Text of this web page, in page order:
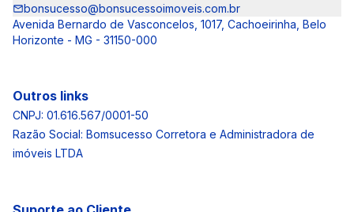
bonsucesso@bonsucessoimoveis.com.br
Avenida Bernardo de Vasconcelos, 1017, Cachoeirinha, Belo
Horizonte - MG - 31150-000
Outros links
CNPJ: 01.616.567/0001-50
Razão Social: Bomsucesso Corretora e Administradora de
imóveis LTDA